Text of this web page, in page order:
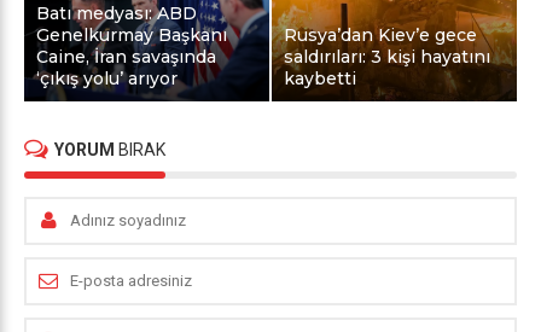
Batı medyası: ABD
Genelkurmay Başkanı
Caine, İran savaşında
‘çıkış yolu’ arıyor
Rusya’dan Kiev’e gece
saldırıları: 3 kişi hayatını
kaybetti
YORUM BIRAK